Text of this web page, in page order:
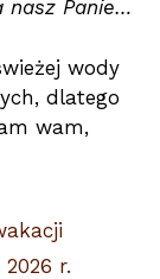
nasz Panie…
wody
dlatego
wam,
2026 r.